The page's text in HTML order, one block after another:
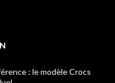
: le modèle Crocs